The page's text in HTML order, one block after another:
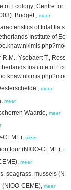
of Ecology; Centre for
Budget., meer
of tidal flats
Institute of
Ysebaert T., Rossi
Institute of
meer
meer
Waarde, meer
CEME), meer
tour (NIOO-CEME),
meer
seagrass, mussels
CEME), meer